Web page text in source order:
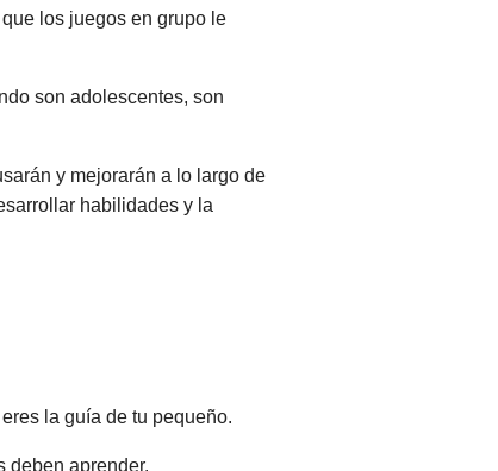
los juegos en grupo le
son adolescentes, son
y mejorarán a lo largo de
habilidades y la
la guía de tu pequeño.
deben aprender.